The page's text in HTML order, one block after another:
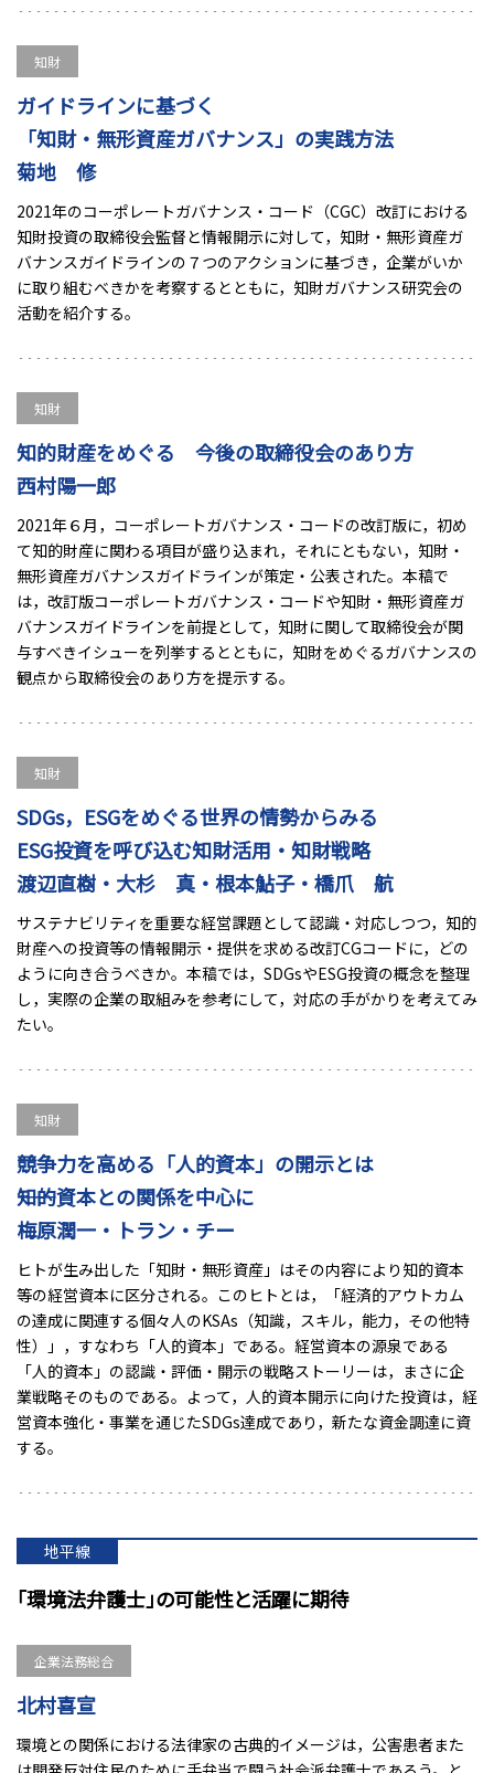
知財
ガイドラインに基づく
「知財・無形資産ガバナンス」の実践方法
菊地 修
2021年のコーポレートガバナンス・コード（CGC）改訂における
知財投資の取締役会監督と情報開示に対して，知財・無形資産ガ
バナンスガイドラインの７つのアクションに基づき，企業がいか
に取り組むべきかを考察するとともに，知財ガバナンス研究会の
活動を紹介する。
知財
知的財産をめぐる 今後の取締役会のあり方
西村陽一郎
2021年６月，コーポレートガバナンス・コードの改訂版に，初め
て知的財産に関わる項目が盛り込まれ，それにともない，知財・
無形資産ガバナンスガイドラインが策定・公表された。本稿で
は，改訂版コーポレートガバナンス・コードや知財・無形資産ガ
バナンスガイドラインを前提として，知財に関して取締役会が関
与すべきイシューを列挙するとともに，知財をめぐるガバナンスの
観点から取締役会のあり方を提示する。
知財
SDGs，ESGをめぐる世界の情勢からみる
ESG投資を呼び込む知財活用・知財戦略
渡辺直樹・大杉 真・根本鮎子・橋爪 航
サステナビリティを重要な経営課題として認識・対応しつつ，知的
財産への投資等の情報開示・提供を求める改訂CGコードに，どの
ように向き合うべきか。本稿では，SDGsやESG投資の概念を整理
し，実際の企業の取組みを参考にして，対応の手がかりを考えてみ
たい。
知財
競争力を高める「人的資本」の開示とは
――知的資本との関係を中心に
梅原潤一・トラン・チー
ヒトが生み出した「知財・無形資産」はその内容により知的資本
等の経営資本に区分される。このヒトとは，「経済的アウトカム
の達成に関連する個々人のKSAs（知識，スキル，能力，その他特
性）」，すなわち「人的資本」である。経営資本の源泉である
「人的資本」の認識・評価・開示の戦略ストーリーは，まさに企
業戦略そのものである。よって，人的資本開示に向けた投資は，経
営資本強化・事業を通じたSDGs達成であり，新たな資金調達に資
する。
地平線
「環境法弁護士」の可能性と活躍に期待
企業法務総合
北村喜宣
環境との関係における法律家の古典的イメージは，公害患者また